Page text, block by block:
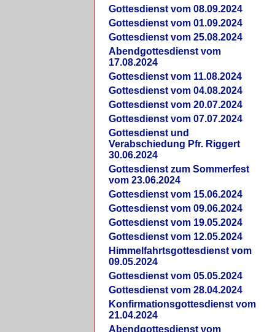
Gottesdienst vom 08.09.2024
Gottesdienst vom 01.09.2024
Gottesdienst vom 25.08.2024
Abendgottesdienst vom
17.08.2024
Gottesdienst vom 11.08.2024
Gottesdienst vom 04.08.2024
Gottesdienst vom 20.07.2024
Gottesdienst vom 07.07.2024
Gottesdienst und
Verabschiedung Pfr. Riggert
30.06.2024
Gottesdienst zum Sommerfest
vom 23.06.2024
Gottesdienst vom 15.06.2024
Gottesdienst vom 09.06.2024
Gottesdienst vom 19.05.2024
Gottesdienst vom 12.05.2024
Himmelfahrtsgottesdienst vom
09.05.2024
Gottesdienst vom 05.05.2024
Gottesdienst vom 28.04.2024
Konfirmationsgottesdienst vom
21.04.2024
Abendgottesdienst vom